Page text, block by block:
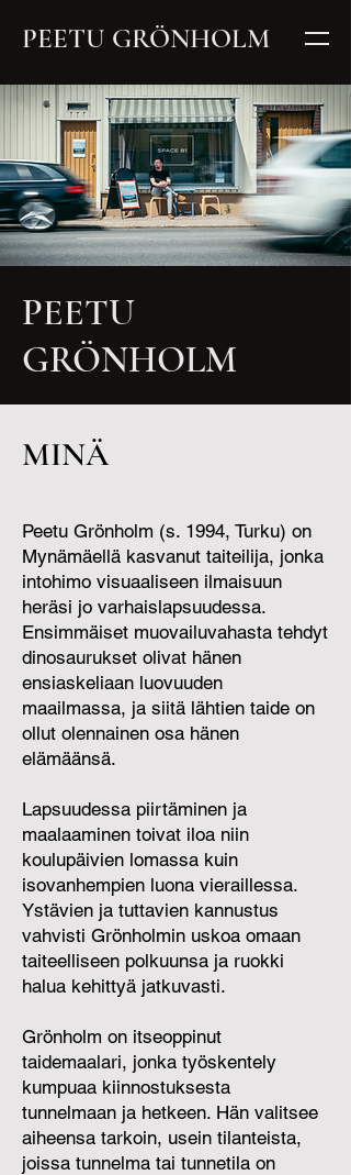
PEETU GRÖNHOLM
PEETU
GRÖNHOLM
MINÄ
Peetu Grönholm (s. 1994, Turku) on
Mynämäellä kasvanut taiteilija, jonka
intohimo visuaaliseen ilmaisuun
heräsi jo varhaislapsuudessa.
Ensimmäiset muovailuvahasta tehdyt
dinosaurukset olivat hänen
ensiaskeliaan luovuuden
maailmassa, ja siitä lähtien taide on
ollut olennainen osa hänen
elämäänsä.
Lapsuudessa piirtäminen ja
maalaaminen toivat iloa niin
koulupäivien lomassa kuin
isovanhempien luona vieraillessa.
Ystävien ja tuttavien kannustus
vahvisti Grönholmin uskoa omaan
taiteelliseen polkuunsa ja ruokki
halua kehittyä jatkuvasti.
Grönholm on itseoppinut
taidemaalari, jonka työskentely
kumpuaa kiinnostuksesta
tunnelmaan ja hetkeen. Hän valitsee
aiheensa tarkoin, usein tilanteista,
joissa tunnelma tai tunnetila on